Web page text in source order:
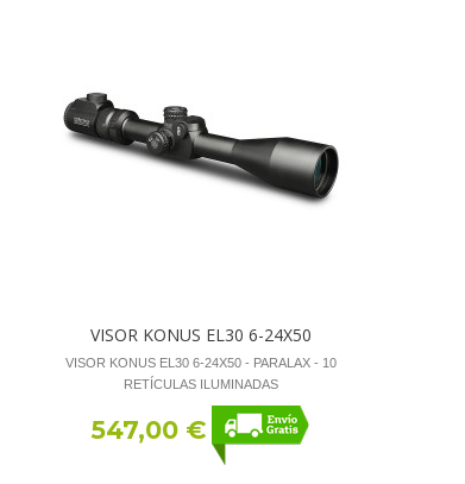
VISOR KONUS EL30 6-24X50
VISOR KONUS EL30 6-24X50 - PARALAX - 10
RETÍCULAS ILUMINADAS
547,00 €